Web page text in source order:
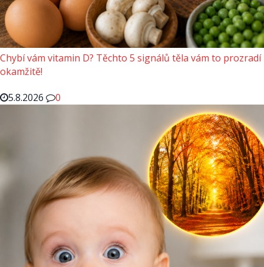
Chybí vám vitamin D? Těchto 5 signálů těla vám to prozradí
okamžitě!
5.8.2026
0